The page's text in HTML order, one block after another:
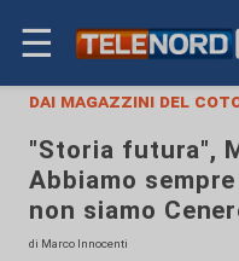
☰
dai magazzini del
"Storia futura",
Abbiamo
non siamo
di Marco Innocenti